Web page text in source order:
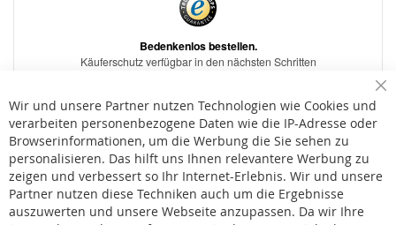
* Bei der Lieferung auf deutsche Inseln wird ein Inselzuschlag von 15,00 € auf die
Versandkosten erhoben.
AGB
Wir und unsere Partner nutzen Technologien wie Cookies und
verarbeiten personenbezogene Daten wie die IP-Adresse oder
Browserinformationen, um die Werbung die Sie sehen zu
personalisieren. Das hilft uns Ihnen relevantere Werbung zu
zeigen und verbessert so Ihr Internet-Erlebnis. Wir und unsere
Partner nutzen diese Techniken auch um die Ergebnisse
auszuwerten und unsere Webseite anzupassen. Da wir Ihre